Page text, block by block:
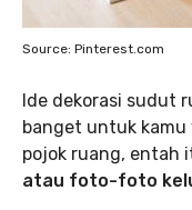
Source: Pinterest.com
Ide dekorasi sudut
banget untuk kamu
pojok ruang, entah
atau foto-foto